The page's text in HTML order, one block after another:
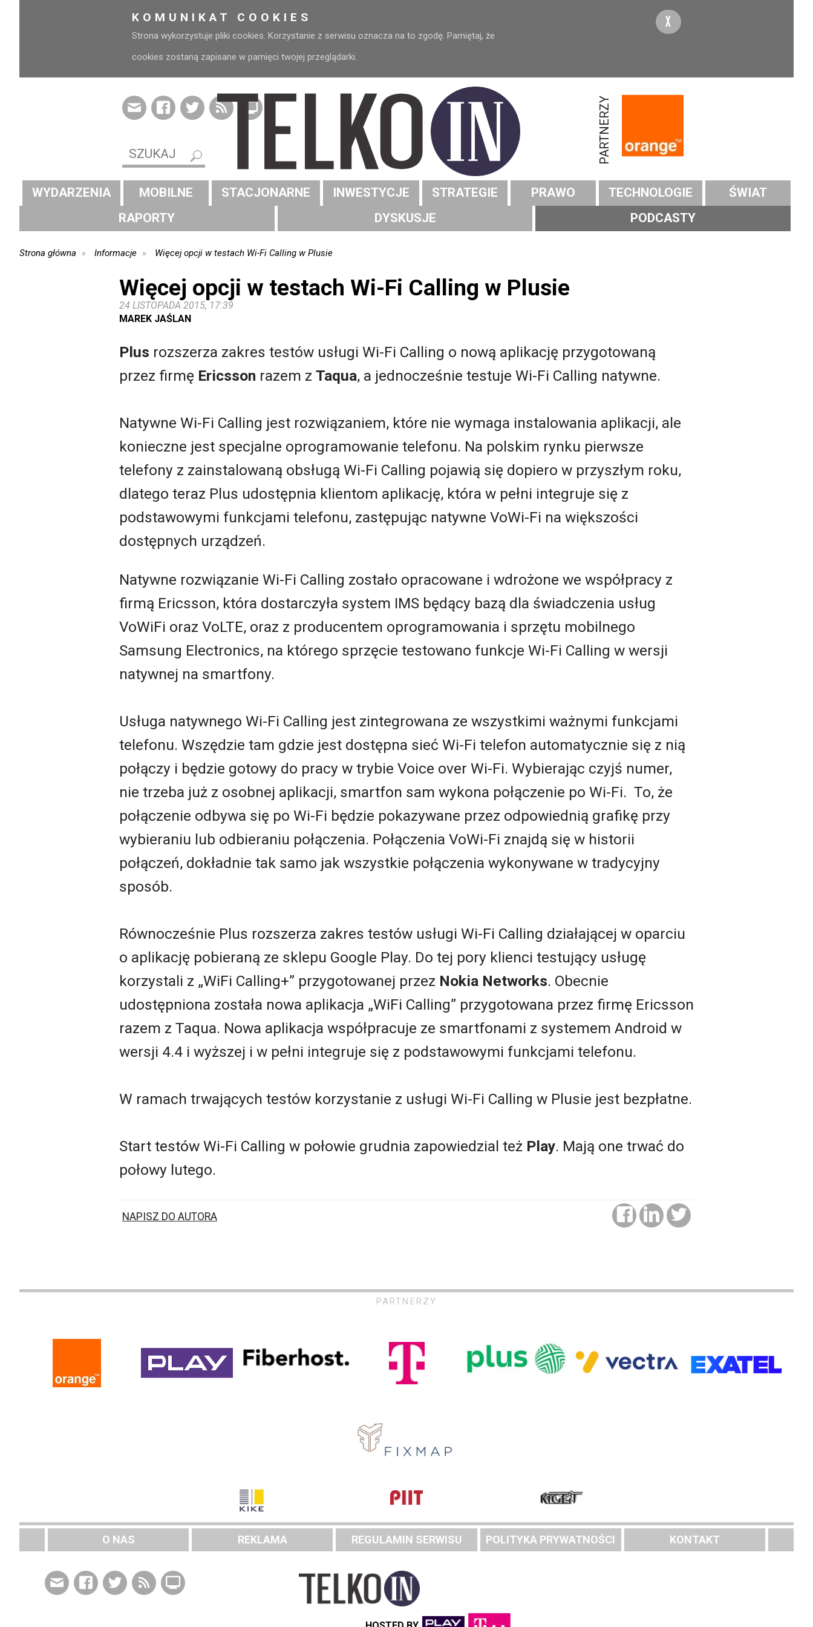
KOMUNIKAT COOKIES
Strona wykorzystuje pliki cookies. Korzystanie z serwisu oznacza na to zgodę. Pamiętaj, że
cookies zostaną zapisane w pamięci twojej przeglądarki.
X
PARTNERZY
WYDARZENIA MOBILNE STACJONARNE INWESTYCJE STRATEGIE PRAWO TECHNOLOGIE
ŚWIAT
RAPORTY
DYSKUSJE PODCASTY
Strona główna Informacje Więcej opcji w testach Wi-Fi Calling w Plusie
Więcej opcji w testach Wi-Fi Calling w Plusie
24 LISTOPADA 2015, 17:39
MAREK JAŚLAN
Plus rozszerza zakres testów usługi Wi-Fi Calling o nową aplikację przygotowaną
przez firmę Ericsson razem z Taqua, a jednocześnie testuje Wi-Fi Calling natywne.
Natywne Wi-Fi Calling jest rozwiązaniem, które nie wymaga instalowania aplikacji, ale
konieczne jest specjalne oprogramowanie telefonu. Na polskim rynku pierwsze
telefony z zainstalowaną obsługą Wi-Fi Calling pojawią się dopiero w przyszłym roku,
dlatego teraz Plus udostępnia klientom aplikację, która w pełni integruje się z
podstawowymi funkcjami telefonu, zastępując natywne VoWi-Fi na większości
dostępnych urządzeń.
Natywne rozwiązanie Wi-Fi Calling zostało opracowane i wdrożone we współpracy z
firmą Ericsson, która dostarczyła system IMS będący bazą dla świadczenia usług
VoWiFi oraz VoLTE, oraz z producentem oprogramowania i sprzętu mobilnego
Samsung Electronics, na którego sprzęcie testowano funkcje Wi-Fi Calling w wersji
natywnej na smartfony.
Usługa natywnego Wi-Fi Calling jest zintegrowana ze wszystkimi ważnymi funkcjami
telefonu. Wszędzie tam gdzie jest dostępna sieć Wi-Fi telefon automatycznie się z nią
połączy i będzie gotowy do pracy w trybie Voice over Wi-Fi. Wybierając czyjś numer,
nie trzeba już z osobnej aplikacji, smartfon sam wykona połączenie po Wi-Fi. To, że
połączenie odbywa się po Wi-Fi będzie pokazywane przez odpowiednią grafikę przy
wybieraniu lub odbieraniu połączenia. Połączenia VoWi-Fi znajdą się w historii
połączeń, dokładnie tak samo jak wszystkie połączenia wykonywane w tradycyjny
sposób.
Równocześnie Plus rozszerza zakres testów usługi Wi-Fi Calling działającej w oparciu
o aplikację pobieraną ze sklepu Google Play. Do tej pory klienci testujący usługę
korzystali z „WiFi Calling+” przygotowanej przez Nokia Networks. Obecnie
udostępniona została nowa aplikacja „WiFi Calling” przygotowana przez firmę Ericsson
razem z Taqua. Nowa aplikacja współpracuje ze smartfonami z systemem Android w
wersji 4.4 i wyższej i w pełni integruje się z podstawowymi funkcjami telefonu.
W ramach trwających testów korzystanie z usługi Wi-Fi Calling w Plusie jest bezpłatne.
Start testów Wi-Fi Calling w połowie grudnia zapowiedzial też Play. Mają one trwać do
połowy lutego.
NAPISZ DO AUTORA
PARTNERZY
O NAS REKLAMA REGULAMIN SERWISU POLITYKA PRYWATNOŚCI KONTAKT